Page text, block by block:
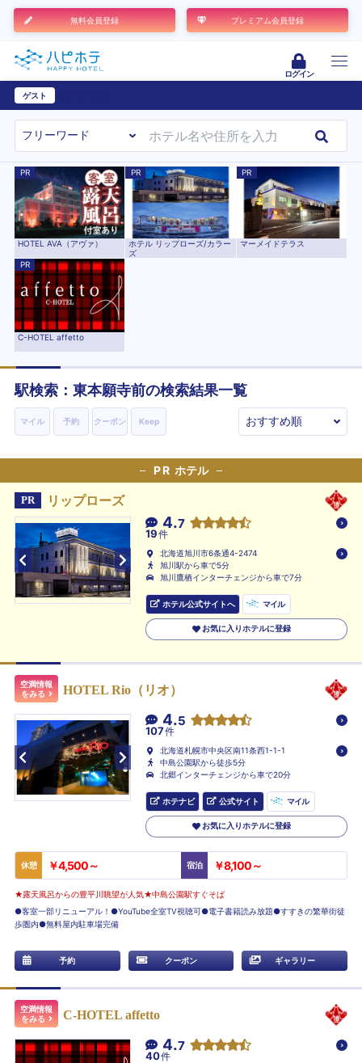
無料会員登録 プレミアム会員登録
ログイン
ゲスト
PR
HOTEL AVA（アヴァ）
PR
ホテル リップローズ/カラー
ズ
PR
マーメイドテラス
PR
C-HOTEL affetto
駅検索： 東本願寺前の検索結果一覧
マイル 予約 クーポン Keep
PR ホテル
PR リップローズ
4.7
19件
北海道旭川市6条通4-2474
旭川駅から車で5分
旭川鷹栖インターチェンジから車で7分
ホテル公式サイトへ マイル
お気に入りホテルに登録
空満情報
をみる
HOTEL Rio（リオ）
4.5
107件
北海道札幌市中央区南11条西1-1-1
中島公園駅から徒歩5分
北郷インターチェンジから車で20分
ホテナビ 公式サイト マイル
お気に入りホテルに登録
休憩 ￥4,500～ 宿泊 ￥8,100～
★露天風呂からの豊平川眺望が人気★中島公園駅すぐそば
●客室一部リニューアル！●YouTube全室TV視聴可●電子書籍読み放題●すすきの繁華街徒
歩圏内●無料屋内駐車場完備
予約 クーポン ギャラリー
空満情報
をみる
C-HOTEL affetto
4.7
40件